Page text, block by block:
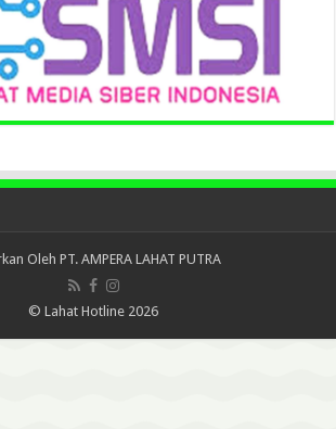
Oleh PT. AMPERA LAHAT PUTRA
© Lahat Hotline 2026